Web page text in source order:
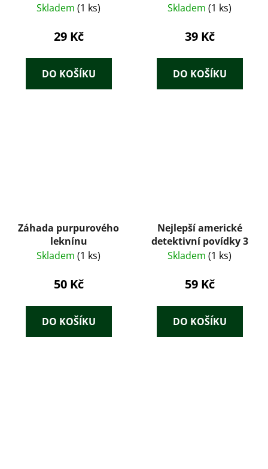
Skladem (1 ks)
29 Kč
DO KOŠÍKU
Skladem (1 ks)
39 Kč
DO KOŠÍKU
Záhada purpurového
leknínu
Skladem (1 ks)
50 Kč
DO KOŠÍKU
Nejlepší americké
detektivní povídky 3
Skladem (1 ks)
59 Kč
DO KOŠÍKU